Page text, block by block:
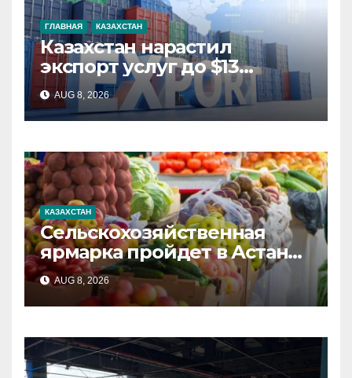
ГЛАВНАЯ КАЗАХСТАН
Казахстан нарастил
экспорт услуг до $13
миллиардов
AUG 8, 2026
КАЗАХСТАН
Сельскохозяйственная
ярмарка пройдет в Астане
8 и 9 августа
AUG 8, 2026